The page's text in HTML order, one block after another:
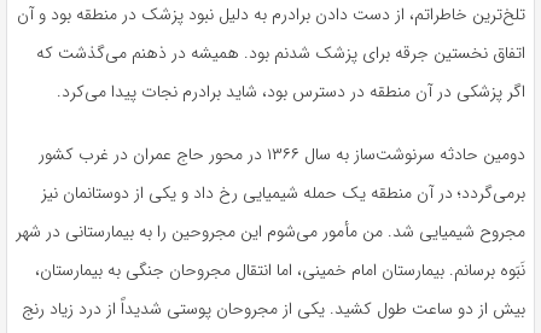
تلخ‌ترین خاطراتم، از دست دادن برادرم به دلیل نبود پزشک در منطقه بود و آن
اتفاق نخستین جرقه برای پزشک شدنم بود. همیشه در ذهنم می‌گذشت که
اگر پزشکی در آن منطقه در دسترس بود، شاید برادرم نجات پیدا می‌کرد.
دومین حادثه سرنوشت‌ساز به سال ۱۳۶۶ در محور حاج عمران در غرب کشور
برمی‌گردد؛ در آن منطقه یک حمله شیمیایی رخ داد و یکی از دوستانمان نیز
مجروح شیمیایی شد. من مأمور می‌شوم این مجروحین را به بیمارستانی در شهر
نَبَوه برسانم. بیمارستان امام خمینی، اما انتقال مجروحان جنگی به بیمارستان،
بیش از دو ساعت طول کشید. یکی از مجروحان پوستی شدیداً از درد زیاد رنج